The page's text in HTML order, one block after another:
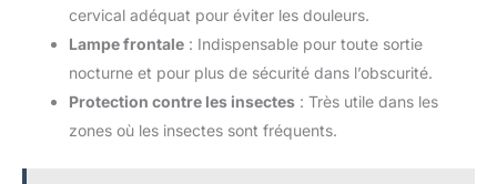
cervical adéquat pour éviter les douleurs.
Lampe frontale : Indispensable pour toute sortie
nocturne et pour plus de sécurité dans l’obscurité.
Protection contre les insectes : Très utile dans les
zones où les insectes sont fréquents.